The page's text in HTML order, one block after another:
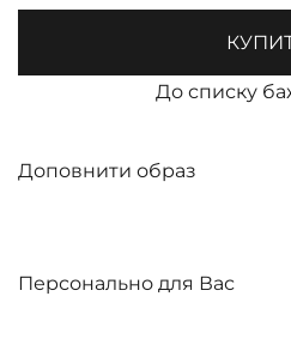
До списку
Доповнити образ
Персонально для Вас